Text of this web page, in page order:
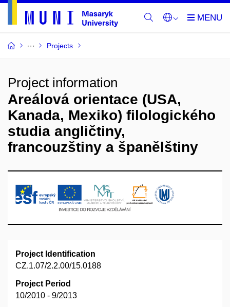
Projects
Project information
Areálová orientace (USA,
Kanada, Mexiko) filologického
studia angličtiny,
francouzštiny a španělštiny
Project Identification
CZ.1.07/2.2.00/15.0188
Project Period
10/2010 - 9/2013